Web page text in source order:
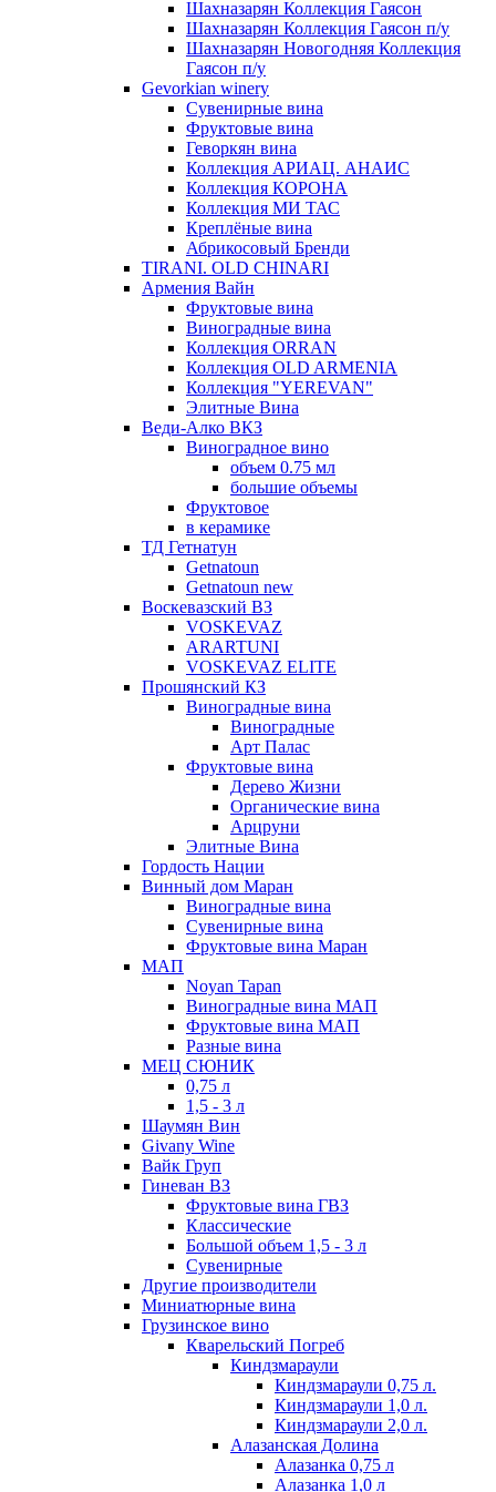
Шахназарян Коллекция Гаясон
Шахназарян Коллекция Гаясон п/у
Шахназарян Новогодняя Коллекция
Гаясон п/у
Gevorkian winery
Сувенирные вина
Фруктовые вина
Геворкян вина
Коллекция АРИАЦ. АНАИС
Коллекция КОРОНА
Коллекция МИ ТАС
Креплёные вина
Абрикосовый Бренди
TIRANI. OLD CHINARI
Армения Вайн
Фруктовые вина
Виноградные вина
Коллекция ORRAN
Коллекция OLD ARMENIA
Коллекция "YEREVAN"
Элитные Вина
Веди-Алко ВКЗ
Виноградное вино
объем 0.75 мл
большие объемы
Фруктовое
в керамике
ТД Гетнатун
Getnatoun
Getnatoun new
Воскевазский ВЗ
VOSKEVAZ
ARARTUNI
VOSKEVAZ ELITE
Прошянский КЗ
Виноградные вина
Виноградные
Арт Палас
Фруктовые вина
Дерево Жизни
Органические вина
Арцруни
Элитные Вина
Гордость Нации
Винный дом Маран
Виноградные вина
Сувенирные вина
Фруктовые вина Маран
МАП
Noyan Tapan
Виноградные вина МАП
Фруктовые вина МАП
Разные вина
МЕЦ СЮНИК
0,75 л
1,5 - 3 л
Шаумян Вин
Givany Wine
Вайк Груп
Гиневан ВЗ
Фруктовые вина ГВЗ
Классические
Большой объем 1,5 - 3 л
Сувенирные
Другие производители
Миниатюрные вина
Грузинское вино
Кварельский Погреб
Киндзмараули
Киндзмараули 0,75 л.
Киндзмараули 1,0 л.
Киндзмараули 2,0 л.
Алазанская Долина
Алазанка 0,75 л
Алазанка 1,0 л